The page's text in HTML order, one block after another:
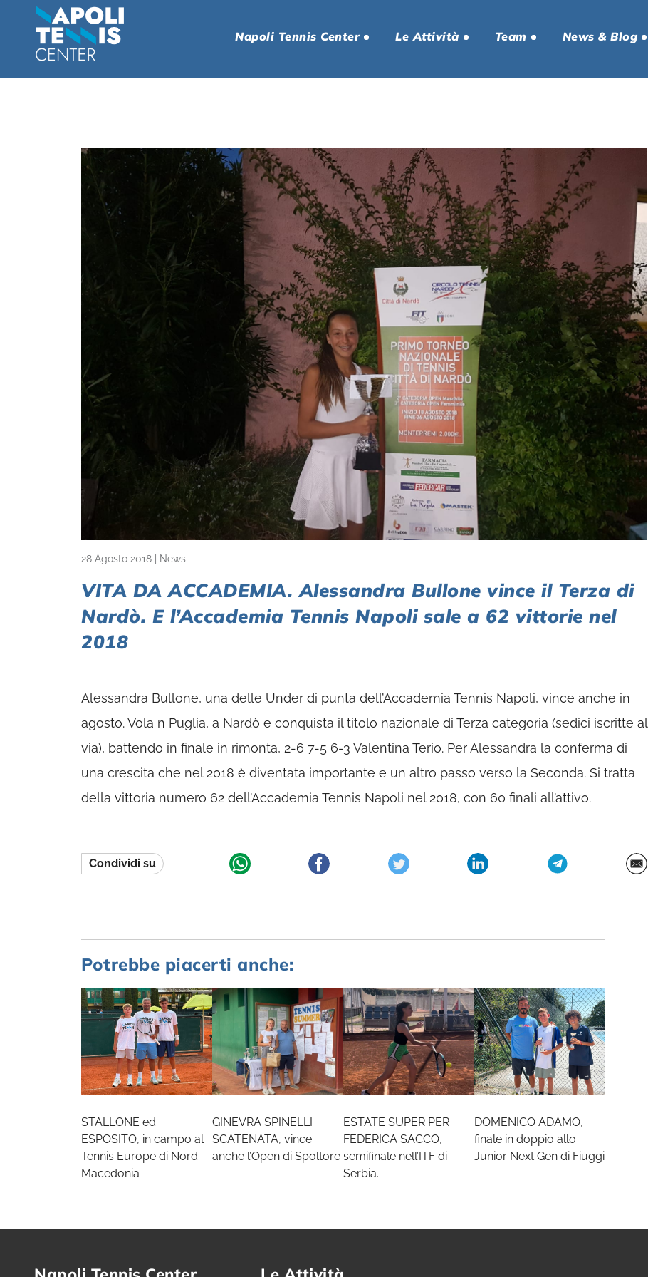
Napoli Tennis Center Le Attività Team News & Blog
28 Agosto 2018 News
VITA DA ACCADEMIA. Alessandra Bullone vince il Terza di
Nardò. E l’Accademia Tennis Napoli sale a 62 vittorie nel
2018
Alessandra Bullone, una delle Under di punta dell’Accademia Tennis Napoli, vince anche in
agosto. Vola n Puglia, a Nardò e conquista il titolo nazionale di Terza categoria (sedici iscritte al
via), battendo in finale in rimonta, 2-6 7-5 6-3 Valentina Terio. Per Alessandra la conferma di
una crescita che nel 2018 è diventata importante e un altro passo verso la Seconda. Si tratta
della vittoria numero 62 dell’Accademia Tennis Napoli nel 2018, con 60 finali all’attivo.
Condividi su
Potrebbe piacerti anche:
STALLONE ed
ESPOSITO, in campo al
Tennis Europe di Nord
Macedonia
GINEVRA SPINELLI
SCATENATA, vince
anche l’Open di Spoltore
ESTATE SUPER PER
FEDERICA SACCO,
semifinale nell’ITF di
Serbia.
DOMENICO ADAMO,
finale in doppio allo
Junior Next Gen di Fiuggi